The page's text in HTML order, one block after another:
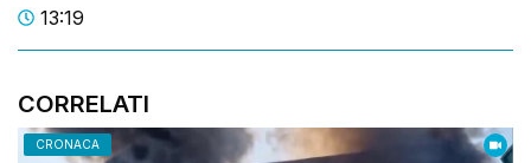
13:19
CORRELATI
CRONACA